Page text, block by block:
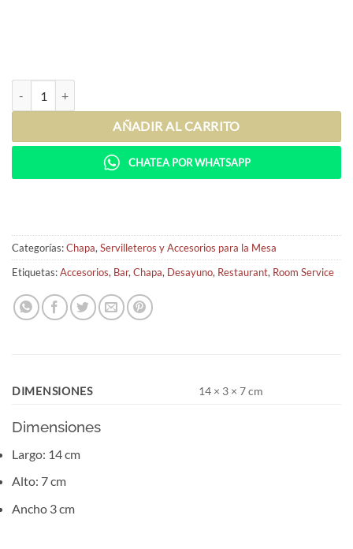
AÑADIR AL CARRITO
CHATEA POR WHATSAPP
Categorías:Chapa,Servilleteros y Accesorios para la Mesa
Etiquetas:Accesorios, Bar,Chapa, Desayuno, Restaurant, Room Service
DIMENSIONES 14 × 3 × 7 cm
Dimensiones
Largo: 14 cm
Alto: 7 cm
Ancho 3 cm